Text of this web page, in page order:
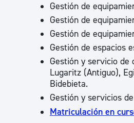
Gestión de
Gestión de
Gestión de
Gestión de espacios
Gestión y servicio
Lugaritz (Antiguo),
Bidebieta.
Gestión y servicios
Matriculación en